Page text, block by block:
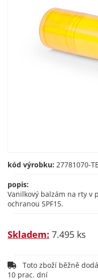
kód výrobku: 27781070-
popis:
Vanilkový balzám na rty v
ochranou SPF15.
Skladem: 7.495 ks
Toto zboží běžně
10 prac. dní